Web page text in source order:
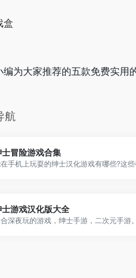
编为大家推荐的五款免费实用
航
士冒险游戏合集
士游戏汉化版大全
深夜玩的游戏，绅士手游，二次元手游。